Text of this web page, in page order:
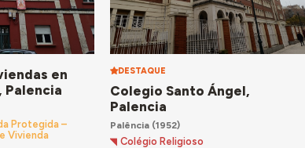
en
Palencia
Protegida –
Vivienda
DESTAQUE
Colegio Santo Ángel,
Palencia
Palência (1952)
Colégio Religioso